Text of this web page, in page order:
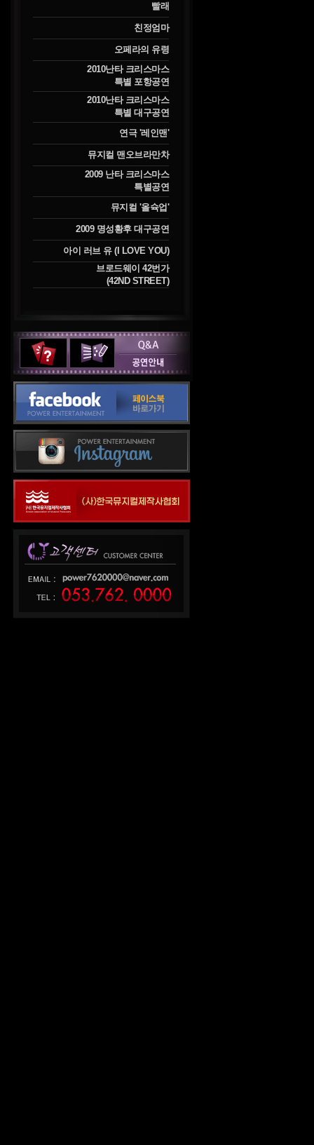
빨래
친정엄마
오페라의 유령
2010난타 크리스마스
특별 포항공연
2010난타 크리스마스
특별 대구공연
연극 '레인맨'
뮤지컬 맨오브라만차
2009 난타 크리스마스
특별공연
뮤지컬 '올슉업'
2009 명성황후 대구공연
아이 러브 유 (I LOVE YOU)
브로드웨이 42번가
(42ND STREET)